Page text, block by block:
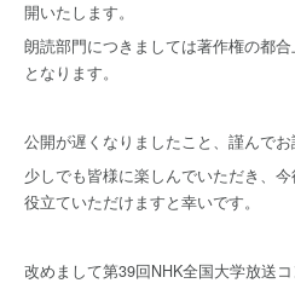
開いたします。
朗読部門につきましては著作権の都
となります。
公開が遅くなりましたこと、謹んでお
少しでも皆様に楽しんでいただき、
役立ていただけますと幸いです。
改めまして第39回NHK全国大学放送